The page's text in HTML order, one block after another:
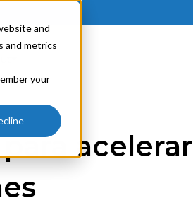
and
and metrics
your
acelerar